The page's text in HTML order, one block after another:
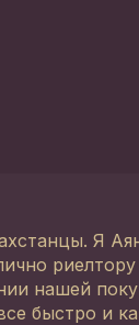
Я
нашей
быстро и